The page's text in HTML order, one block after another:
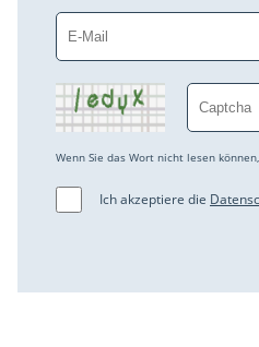
Wenn Sie das Wort nicht lesen können,
Ich akzeptiere die